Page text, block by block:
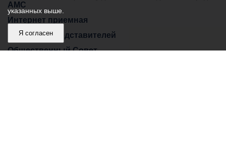
АМС
Интернет приемная
Собрание представителей
Общественный Совет
указанных выше.
Я согласен